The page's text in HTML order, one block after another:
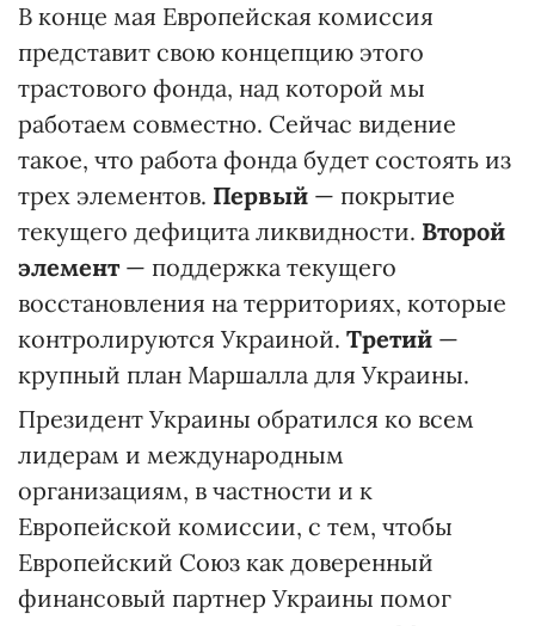
В конце мая Европейская комиссия
представит свою концепцию этого
трастового фонда, над которой мы
работаем совместно. Сейчас видение
такое, что работа фонда будет состоять из
трех элементов. Первый — покрытие
текущего дефицита ликвидности. Второй
элемент— поддержка текущего
восстановления на территориях, которые
контролируются Украиной. Третий —
крупный план Маршалла для Украины.
Президент Украины обратился ко всем
лидерам и международным
организациям, в частности и к
Европейской комиссии, с тем, чтобы
Европейский Союз как доверенный
финансовый партнер Украины помог